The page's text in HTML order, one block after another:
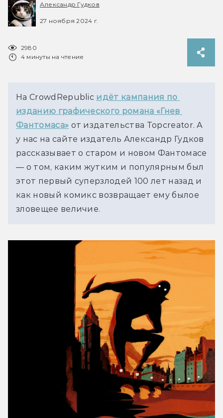
Александр Гудков
27 ноября 2024 г.
2980
4 минуты на чтение
На CrowdRepublic идёт кампания по
изданию графического романа «Гнев
Фантомаса» от издательства Topcreator. А
у нас на сайте издатель Александр Гудков
рассказывает о старом и новом Фантомасе
— о том, каким жутким и популярным был
этот первый суперзлодей 100 лет назад и
как новый комикс возвращает ему былое
зловещее величие.